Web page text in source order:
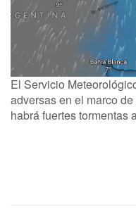
El Servicio
adversas en el marco
habrá fuertes tormentas